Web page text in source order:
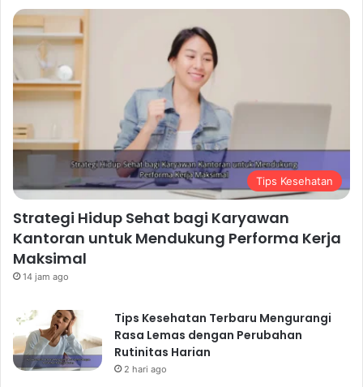
Tips Kesehatan
Strategi Hidup Sehat bagi Karyawan
Kantoran untuk Mendukung Performa Kerja
Maksimal
14 jam ago
Tips Kesehatan Terbaru Mengurangi
Rasa Lemas dengan Perubahan
Rutinitas Harian
2 hari ago